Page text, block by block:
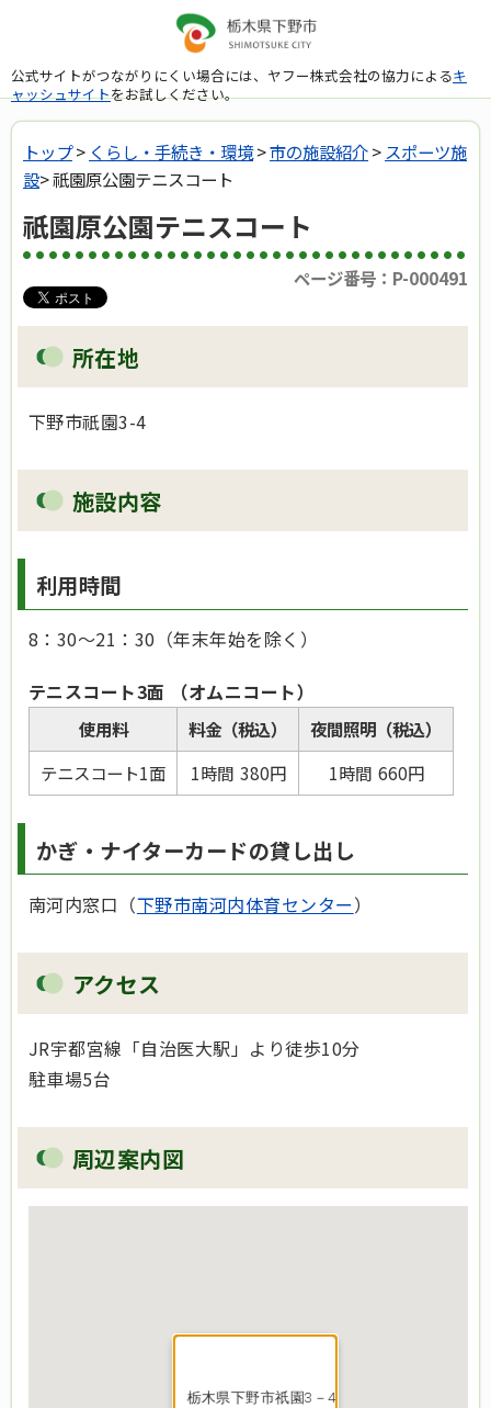
公式サイトがつながりにくい場合には、ヤフー株式会社の協力によるキ
ャッシュサイトをお試しください。
トップ> くらし・手続き・環境>市の施設紹介> スポーツ施
設> 祇園原公園テニスコート
祇園原公園テニスコート
ページ番号：P-000491
所在地
下野市祇園3-4
施設内容
利用時間
8：30～21：30（年末年始を除く）
テニスコート3面 （オムニコート）
使用料 料金（税込）
夜間照明（税込）
テニスコート1面
1時間 380円 1時間 660円
かぎ・ナイターカードの貸し出し
南河内窓口（下野市南河内体育センター）
アクセス
JR宇都宮線「自治医大駅」より徒歩10分
駐車場5台
周辺案内図
栃木県下野市祇園3－4